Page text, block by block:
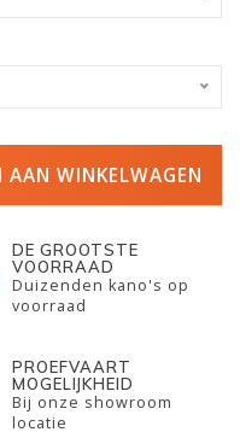
AAN WINKELWAGEN
DE GROOTSTE
VOORRAAD
Duizenden kano's op
voorraad
PROEFVAART
MOGELIJKHEID
Bij onze showroom
locatie